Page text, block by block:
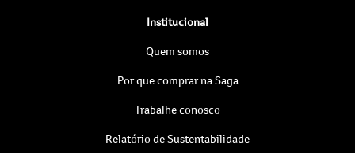
Institucional
Quem somos
Por que comprar na Saga
Trabalhe conosco
Relatório de Sustentabilidade